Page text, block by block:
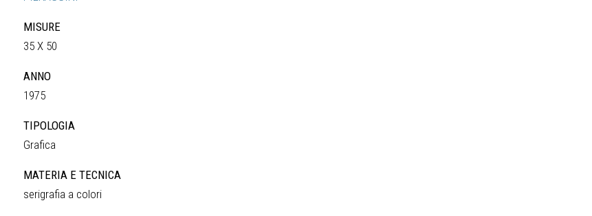
MISURE
35 X 50
ANNO
1975
TIPOLOGIA
Grafica
MATERIA E TECNICA
serigrafia a colori